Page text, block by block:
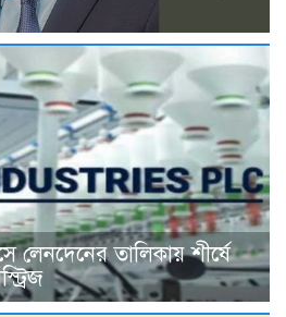
লেনদেনের তালিকায় শীর্ষে